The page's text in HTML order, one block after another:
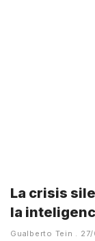
La crisis
la
Gualberto Tein